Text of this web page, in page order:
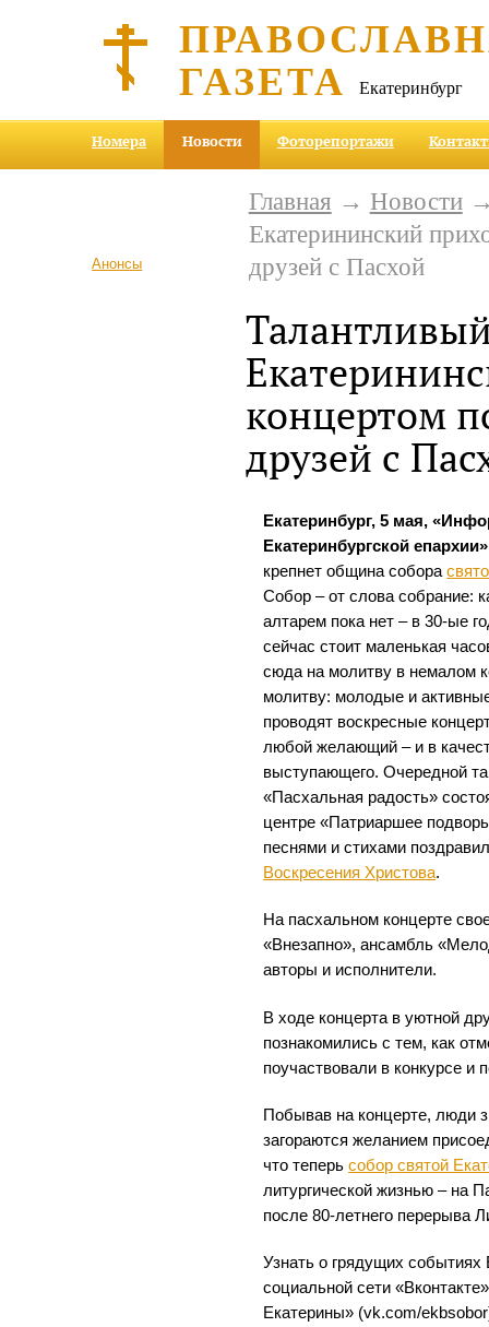
ГАЗЕТА Екатеринбург
Номера Новости Фоторепортажи
Анонсы
Главная → Новости→
Екатерининский
друзей с Пасхой
концертом
друзей с
Екатеринбург, 5 мая,
Екатеринбургской
крепнет община собора
Собор – от слова собрание:
алтарем пока нет – в 30-ые
сейчас стоит маленькая
сюда на молитву в немалом
молитву: молодые и
проводят воскресные
любой желающий – и в
выступающего. Очередной
«Пасхальная радость»
центре «Патриаршее
песнями и стихами
Воскресения Христова.
На пасхальном концерте
«Внезапно», ансамбль
авторы и исполнители.
В ходе концерта в уютной
познакомились с тем, как
поучаствовали в конкурсе и
Побывав на концерте, люди
загораются желанием
что теперьсобор святой
литургической жизнью – на
после 80-летнего перерыва
Узнать о грядущих событиях
социальной сети
Екатерины» (vk.com/